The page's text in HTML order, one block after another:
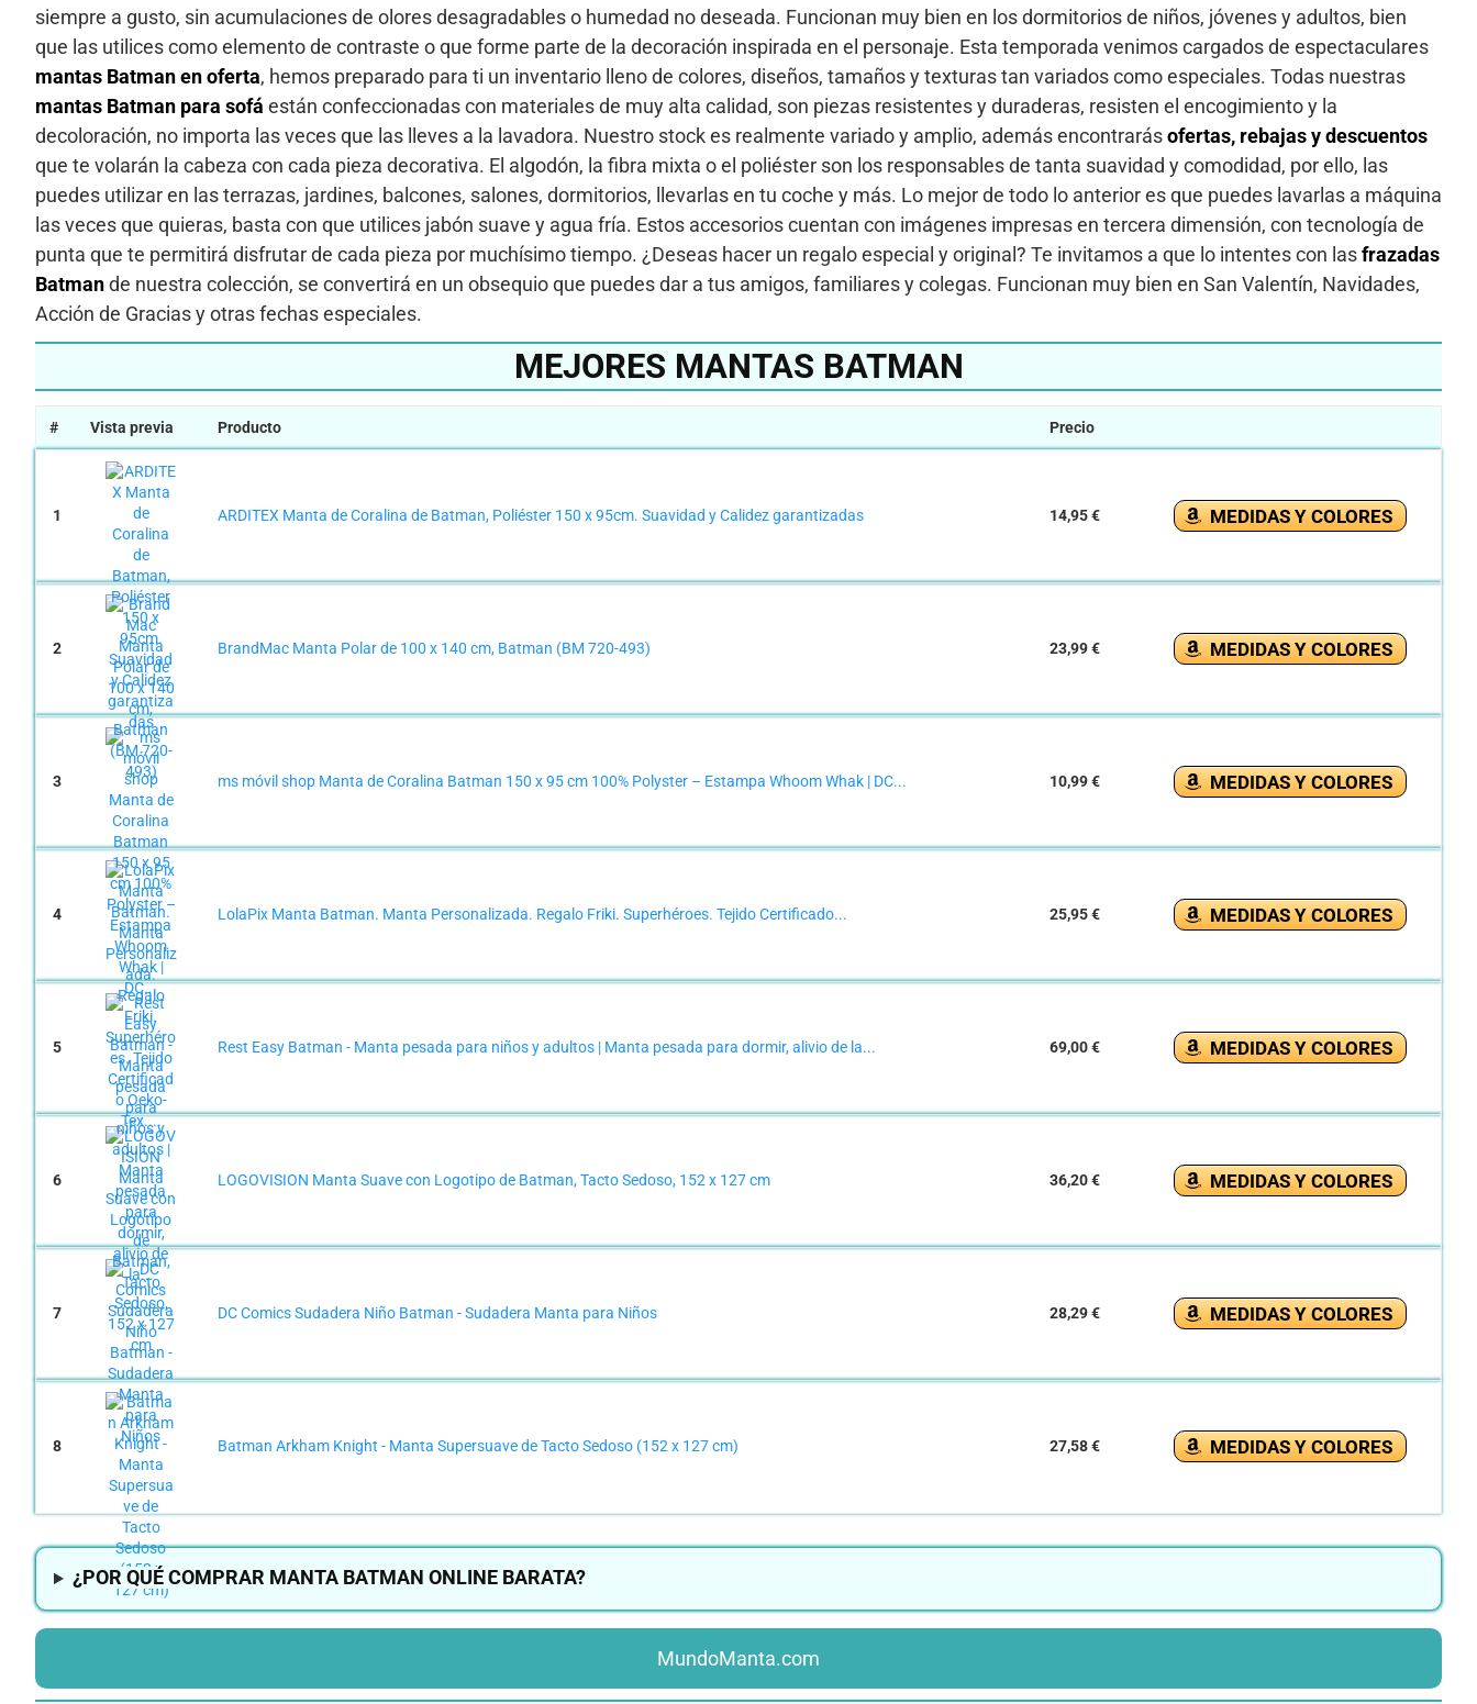
siempre a gusto, sin acumulaciones de olores desagradables o humedad no deseada. Funcionan muy bien en los dormitorios de niños, jóvenes y adultos, bien
que las utilices como elemento de contraste o que forme parte de la decoración inspirada en el personaje. Esta temporada venimos cargados de espectaculares
mantas Batman en oferta, hemos preparado para ti un inventario lleno de colores, diseños, tamaños y texturas tan variados como especiales. Todas nuestras
mantas Batman para sofá están confeccionadas con materiales de muy alta calidad, son piezas resistentes y duraderas, resisten el encogimiento y la
decoloración, no importa las veces que las lleves a la lavadora. Nuestro stock es realmente variado y amplio, además encontrarásofertas, rebajas y descuentos
que te volarán la cabeza con cada pieza decorativa. El algodón, la fibra mixta o el poliéster son los responsables de tanta suavidad y comodidad, por ello, las
puedes utilizar en las terrazas, jardines, balcones, salones, dormitorios, llevarlas en tu coche y más. Lo mejor de todo lo anterior es que puedes lavarlas a máquina
las veces que quieras, basta con que utilices jabón suave y agua fría. Estos accesorios cuentan con imágenes impresas en tercera dimensión, con tecnología de
punta que te permitirá disfrutar de cada pieza por muchísimo tiempo. ¿Deseas hacer un regalo especial y original? Te invitamos a que lo intentes con lasfrazadas
Batmande nuestra colección, se convertirá en un obsequio que puedes dar a tus amigos, familiares y colegas. Funcionan muy bien en San Valentín, Navidades,
Acción de Gracias y otras fechas especiales.
MEJORES MANTAS BATMAN
# Vista previa Producto Precio
1 ARDITEX Manta de Coralina de Batman, Poliéster 150 x 95cm. Suavidad y Calidez garantizadas 14,95 € MEDIDAS Y COLORES
2 BrandMac Manta Polar de 100 x 140 cm, Batman (BM 720-493) 23,99 € MEDIDAS Y COLORES
3 ms móvil shop Manta de Coralina Batman 150 x 95 cm 100% Polyster – Estampa Whoom Whak | DC... 10,99 € MEDIDAS Y COLORES
4 LolaPix Manta Batman. Manta Personalizada. Regalo Friki. Superhéroes. Tejido Certificado... 25,95 € MEDIDAS Y COLORES
5 Rest Easy Batman - Manta pesada para niños y adultos | Manta pesada para dormir, alivio de la... 69,00 € MEDIDAS Y COLORES
6 LOGOVISION Manta Suave con Logotipo de Batman, Tacto Sedoso, 152 x 127 cm 36,20 € MEDIDAS Y COLORES
7 DC Comics Sudadera Niño Batman - Sudadera Manta para Niños 28,29 € MEDIDAS Y COLORES
8 Batman Arkham Knight - Manta Supersuave de Tacto Sedoso (152 x 127 cm) 27,58 € MEDIDAS Y COLORES
¿POR QUÉ COMPRAR MANTA BATMAN ONLINE BARATA?
MundoManta.com